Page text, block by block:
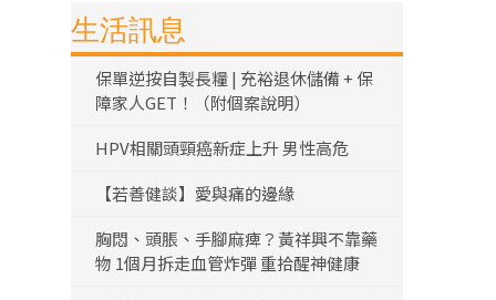
生活訊息
保單逆按自製長糧 | 充裕退休儲備 + 保
障家人GET！（附個案說明）
HPV相關頭頸癌新症上升 男性高危
【若善健談】愛與痛的邊緣
胸悶、頭脹、手腳麻痺？黃祥興不靠藥
物 1個月拆走血管炸彈 重拾醒神健康